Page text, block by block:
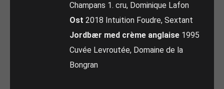
Champans 1. cru, Dominique Lafon
Ost 2018 Intuition Foudre, Sextant
Jordbær med crème anglaise 1995
Cuvée Levroutée, Domaine de la
Bongran